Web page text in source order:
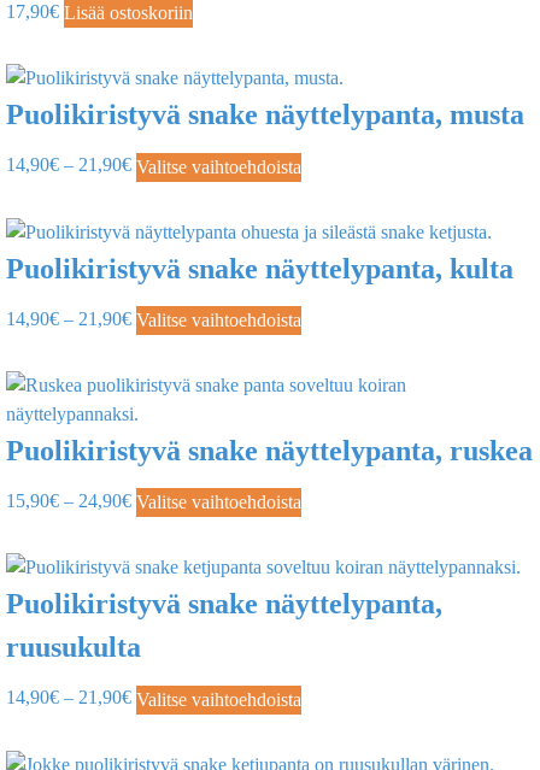
17,90€ Lisää ostoskoriin
Puolikiristyvä snake näyttelypanta, musta
14,90€ – 21,90€ Valitse vaihtoehdoista
Puolikiristyvä snake näyttelypanta, kulta
14,90€ – 21,90€ Valitse vaihtoehdoista
Puolikiristyvä snake näyttelypanta, ruskea
15,90€ – 24,90€ Valitse vaihtoehdoista
Puolikiristyvä snake näyttelypanta,
ruusukulta
14,90€ – 21,90€ Valitse vaihtoehdoista